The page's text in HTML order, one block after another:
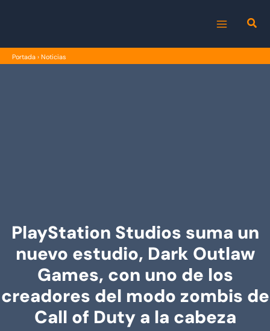
MENU
Portada › Noticias
PlayStation Studios suma un
nuevo estudio, Dark Outlaw
Games, con uno de los
creadores del modo zombis de
Call of Duty a la cabeza